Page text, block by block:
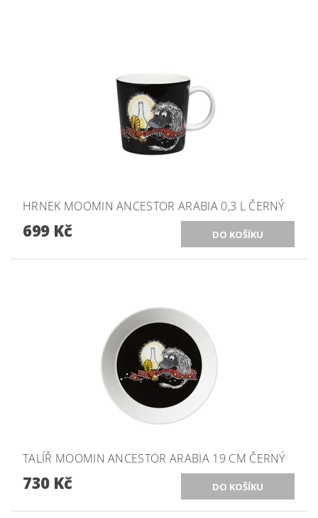
HRNEK MOOMIN ANCESTOR ARABIA 0,3 L ČERNÝ
699 Kč
TALÍŘ MOOMIN ANCESTOR ARABIA 19 CM ČERNÝ
730 Kč